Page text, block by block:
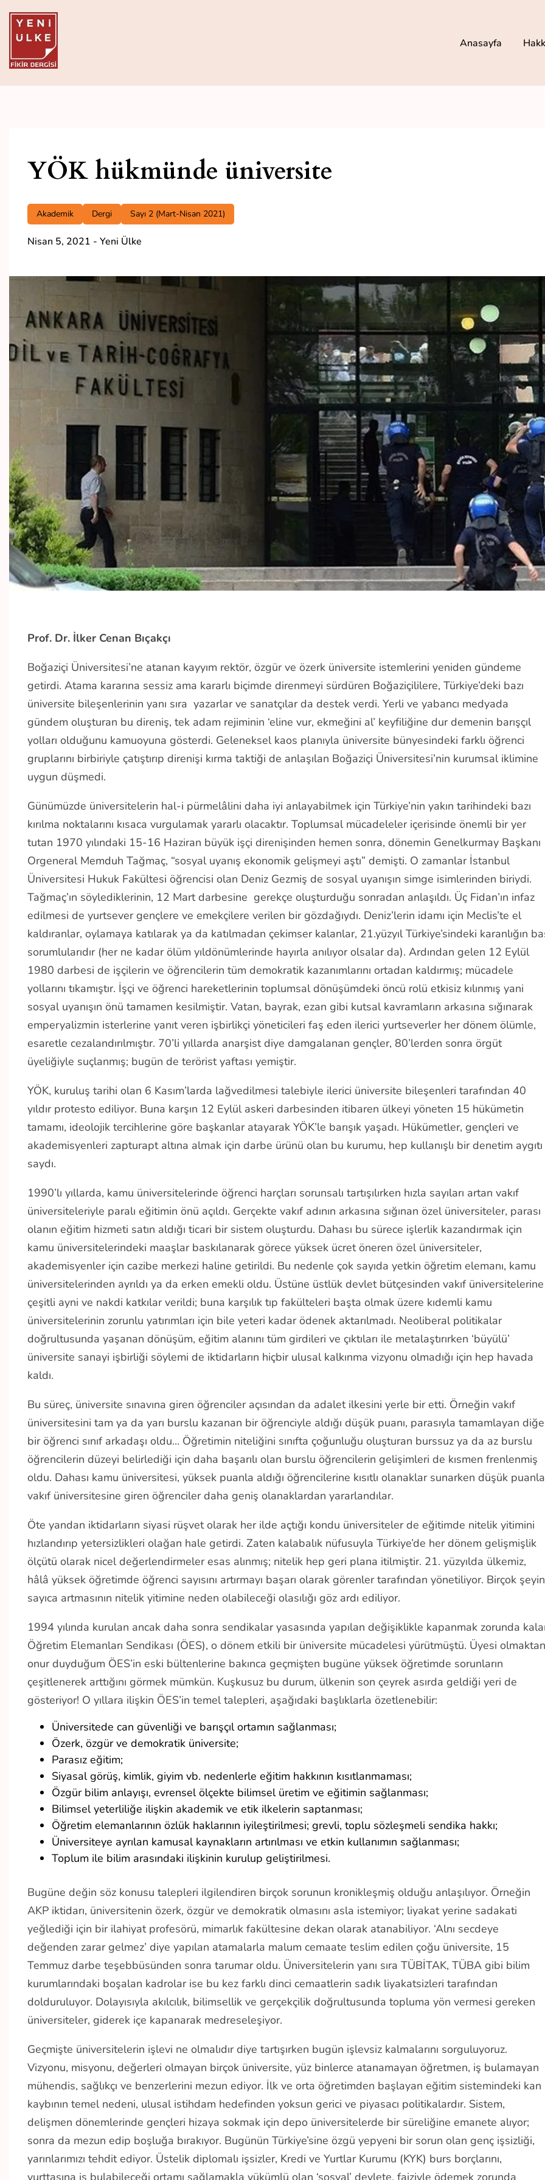
content
Yeni Ülke
Aylık Fikir Dergisi
Anasayfa
YÖK hükmünde üniversite
Akademik Dergi Sayı 2 (Mart-Nisan 2021)
Nisan 5, 2021 - Yeni Ülke
Prof. Dr. İlker Cenan Bıçakçı
Boğaziçi Üniversitesi’ne atanan kayyım rektör, özgür ve özerk üniversite istemlerini yeniden gündeme
getirdi. Atama kararına sessiz ama kararlı biçimde direnmeyi sürdüren Boğaziçililere, Türkiye’deki bazı
üniversite bileşenlerinin yanı sıra yazarlar ve sanatçılar da destek verdi. Yerli ve yabancı medyada
gündem oluşturan bu direniş, tek adam rejiminin ‘eline vur, ekmeğini al’ keyfiliğine dur demenin barışçıl
yolları olduğunu kamuoyuna gösterdi. Geleneksel kaos planıyla üniversite bünyesindeki farklı öğrenci
gruplarını birbiriyle çatıştırıp direnişi kırma taktiği de anlaşılan Boğaziçi Üniversitesi’nin kurumsal iklimine
uygun düşmedi.
Günümüzde üniversitelerin hal-i pürmelâlini daha iyi anlayabilmek için Türkiye’nin yakın tarihindeki bazı
kırılma noktalarını kısaca vurgulamak yararlı olacaktır. Toplumsal mücadeleler içerisinde önemli bir yer
tutan 1970 yılındaki 15-16 Haziran büyük işçi direnişinden hemen sonra, dönemin Genelkurmay Başkanı
Orgeneral Memduh Tağmaç, “sosyal uyanış ekonomik gelişmeyi aştı” demişti. O zamanlar İstanbul
Üniversitesi Hukuk Fakültesi öğrencisi olan Deniz Gezmiş de sosyal uyanışın simge isimlerinden biriydi.
Tağmaç’ın söylediklerinin, 12 Mart darbesine gerekçe oluşturduğu sonradan anlaşıldı. Üç Fidan’ın infaz
edilmesi de yurtsever gençlere ve emekçilere verilen bir gözdağıydı. Deniz’lerin idamı için Meclis’te el
kaldıranlar, oylamaya katılarak ya da katılmadan çekimser kalanlar, 21.yüzyıl Türkiye’sindeki karanlığın
sorumlularıdır (her ne kadar ölüm yıldönümlerinde hayırla anılıyor olsalar da). Ardından gelen 12 Eylül
1980 darbesi de işçilerin ve öğrencilerin tüm demokratik kazanımlarını ortadan kaldırmış; mücadele
yollarını tıkamıştır. İşçi ve öğrenci hareketlerinin toplumsal dönüşümdeki öncü rolü etkisiz kılınmış yani
sosyal uyanışın önü tamamen kesilmiştir. Vatan, bayrak, ezan gibi kutsal kavramların arkasına sığınarak
emperyalizmin isterlerine yanıt veren işbirlikçi yöneticileri faş eden ilerici yurtseverler her dönem ölümle,
esaretle cezalandırılmıştır. 70’li yıllarda anarşist diye damgalanan gençler, 80’lerden sonra örgüt
üyeliğiyle suçlanmış; bugün de terörist yaftası yemiştir.
YÖK, kuruluş tarihi olan 6 Kasım’larda lağvedilmesi talebiyle ilerici üniversite bileşenleri tarafından 40
yıldır protesto ediliyor. Buna karşın 12 Eylül askeri darbesinden itibaren ülkeyi yöneten 15 hükümetin
tamamı, ideolojik tercihlerine göre başkanlar atayarak YÖK’le barışık yaşadı. Hükümetler, gençleri ve
akademisyenleri zapturapt altına almak için darbe ürünü olan bu kurumu, hep kullanışlı bir denetim aygıtı
saydı.
1990’lı yıllarda, kamu üniversitelerinde öğrenci harçları sorunsalı tartışılırken hızla sayıları artan vakıf
üniversiteleriyle paralı eğitimin önü açıldı. Gerçekte vakıf adının arkasına sığınan özel üniversiteler, parası
olanın eğitim hizmeti satın aldığı ticari bir sistem oluşturdu. Dahası bu sürece işlerlik kazandırmak için
kamu üniversitelerindeki maaşlar baskılanarak görece yüksek ücret öneren özel üniversiteler,
akademisyenler için cazibe merkezi haline getirildi. Bu nedenle çok sayıda yetkin öğretim elemanı, kamu
üniversitelerinden ayrıldı ya da erken emekli oldu. Üstüne üstlük devlet bütçesinden vakıf üniversitelerine
çeşitli ayni ve nakdi katkılar verildi; buna karşılık tıp fakülteleri başta olmak üzere kıdemli kamu
üniversitelerinin zorunlu yatırımları için bile yeteri kadar ödenek aktarılmadı. Neoliberal politikalar
doğrultusunda yaşanan dönüşüm, eğitim alanını tüm girdileri ve çıktıları ile metalaştırırken ‘büyülü’
üniversite sanayi işbirliği söylemi de iktidarların hiçbir ulusal kalkınma vizyonu olmadığı için hep havada
kaldı.
Bu süreç, üniversite sınavına giren öğrenciler açısından da adalet ilkesini yerle bir etti. Örneğin vakıf
üniversitesini tam ya da yarı burslu kazanan bir öğrenciyle aldığı düşük puanı, parasıyla tamamlayan
bir öğrenci sınıf arkadaşı oldu… Öğretimin niteliğini sınıfta çoğunluğu oluşturan burssuz ya da az burslu
öğrencilerin düzeyi belirlediği için daha başarılı olan burslu öğrencilerin gelişimleri de kısmen frenlenmiş
oldu. Dahası kamu üniversitesi, yüksek puanla aldığı öğrencilerine kısıtlı olanaklar sunarken düşük puanla
vakıf üniversitesine giren öğrenciler daha geniş olanaklardan yararlandılar.
Öte yandan iktidarların siyasi rüşvet olarak her ilde açtığı kondu üniversiteler de eğitimde nitelik yitimini
hızlandırıp yetersizlikleri olağan hale getirdi. Zaten kalabalık nüfusuyla Türkiye’de her dönem gelişmişlik
ölçütü olarak nicel değerlendirmeler esas alınmış; nitelik hep geri plana itilmiştir. 21. yüzyılda ülkemiz,
hâlâ yüksek öğretimde öğrenci sayısını artırmayı başarı olarak görenler tarafından yönetiliyor. Birçok şeyin
sayıca artmasının nitelik yitimine neden olabileceği olasılığı göz ardı ediliyor.
1994 yılında kurulan ancak daha sonra sendikalar yasasında yapılan değişiklikle kapanmak zorunda
Öğretim Elemanları Sendikası (ÖES), o dönem etkili bir üniversite mücadelesi yürütmüştü. Üyesi olmaktan
onur duyduğum ÖES’in eski bültenlerine bakınca geçmişten bugüne yüksek öğretimde sorunların
çeşitlenerek arttığını görmek mümkün. Kuşkusuz bu durum, ülkenin son çeyrek asırda geldiği yeri de
gösteriyor! O yıllara ilişkin ÖES’in temel talepleri, aşağıdaki başlıklarla özetlenebilir:
Üniversitede can güvenliği ve barışçıl ortamın sağlanması;
Özerk, özgür ve demokratik üniversite;
Parasız eğitim;
Siyasal görüş, kimlik, giyim vb. nedenlerle eğitim hakkının kısıtlanmaması;
Özgür bilim anlayışı, evrensel ölçekte bilimsel üretim ve eğitimin sağlanması;
Bilimsel yeterliliğe ilişkin akademik ve etik ilkelerin saptanması;
Öğretim elemanlarının özlük haklarının iyileştirilmesi; grevli, toplu sözleşmeli sendika hakkı;
Üniversiteye ayrılan kamusal kaynakların artırılması ve etkin kullanımın sağlanması;
Toplum ile bilim arasındaki ilişkinin kurulup geliştirilmesi.
Bugüne değin söz konusu talepleri ilgilendiren birçok sorunun kronikleşmiş olduğu anlaşılıyor. Örneğin
AKP iktidarı, üniversitenin özerk, özgür ve demokratik olmasını asla istemiyor; liyakat yerine sadakati
yeğlediği için bir ilahiyat profesörü, mimarlık fakültesine dekan olarak atanabiliyor. ‘Alnı secdeye
değenden zarar gelmez’ diye yapılan atamalarla malum cemaate teslim edilen çoğu üniversite, 15
Temmuz darbe teşebbüsünden sonra tarumar oldu. Üniversitelerin yanı sıra TÜBİTAK, TÜBA gibi bilim
kurumlarındaki boşalan kadrolar ise bu kez farklı dinci cemaatlerin sadık liyakatsizleri tarafından
dolduruluyor. Dolayısıyla akılcılık, bilimsellik ve gerçekçilik doğrultusunda topluma yön vermesi gereken
üniversiteler, giderek içe kapanarak medreseleşiyor.
Geçmişte üniversitelerin işlevi ne olmalıdır diye tartışırken bugün işlevsiz kalmalarını sorguluyoruz.
Vizyonu, misyonu, değerleri olmayan birçok üniversite, yüz binlerce atanamayan öğretmen, iş bulamayan
mühendis, sağlıkçı ve benzerlerini mezun ediyor. İlk ve orta öğretimden başlayan eğitim sistemindeki kan
kaybının temel nedeni, ulusal istihdam hedefinden yoksun gerici ve piyasacı politikalardır. Sistem,
delişmen dönemlerinde gençleri hizaya sokmak için depo üniversitelerde bir süreliğine emanete alıyor;
sonra da mezun edip boşluğa bırakıyor. Bugünün Türkiye’sine özgü yepyeni bir sorun olan genç işsizliği,
yarınlarımızı tehdit ediyor. Üstelik diplomalı işsizler, Kredi ve Yurtlar Kurumu (KYK) burs borçlarını,
yurttaşına iş bulabileceği ortamı sağlamakla yükümlü olan ‘sosyal’ devlete, faiziyle ödemek zorunda